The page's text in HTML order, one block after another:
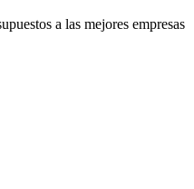
a las mejores empresas